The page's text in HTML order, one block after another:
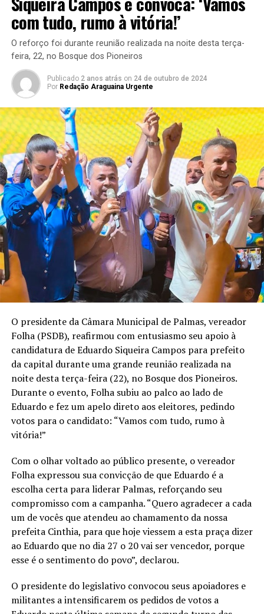
com tudo, rumo à vitória!’
O reforço foi durante reunião realizada na noite desta terça-
feira, 22, no Bosque dos Pioneiros
Publicado 2 anos atrás on 24 de outubro de 2024
Por Redação Araguaina Urgente
O presidente da Câmara Municipal de Palmas, vereador
Folha (PSDB), reafirmou com entusiasmo seu apoio à
candidatura de Eduardo Siqueira Campos para prefeito
da capital durante uma grande reunião realizada na
noite desta terça-feira (22), no Bosque dos Pioneiros.
Durante o evento, Folha subiu ao palco ao lado de
Eduardo e fez um apelo direto aos eleitores, pedindo
votos para o candidato: “Vamos com tudo, rumo à
vitória!”
Com o olhar voltado ao público presente, o vereador
Folha expressou sua convicção de que Eduardo é a
escolha certa para liderar Palmas, reforçando seu
compromisso com a campanha. “Quero agradecer a cada
um de vocês que atendeu ao chamamento da nossa
prefeita Cinthia, para que hoje viessem a esta praça dizer
ao Eduardo que no dia 27 o 20 vai ser vencedor, porque
esse é o sentimento do povo”, declarou.
O presidente do legislativo convocou seus apoiadores e
militantes a intensificarem os pedidos de votos a